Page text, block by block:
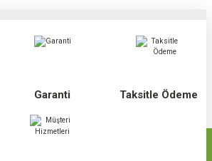
Garanti Taksitle Ödeme